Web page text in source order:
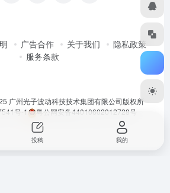
广告合作 关于我们
隐私政策
服务条款
广州光子波动科技技术集团有限公司版权所
号-1 粤公网安备44010602012728号
投稿 我的